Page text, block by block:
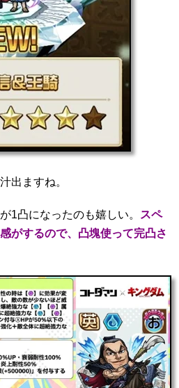
出ますね。
1凸になったのも嬉しい。
スペ
がするので、凸塊使って完凸さ